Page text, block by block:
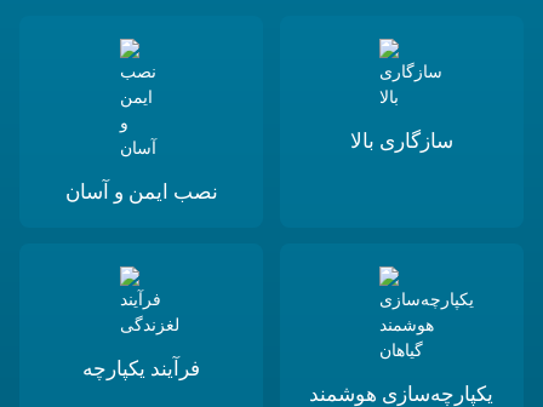
نصب ایمن و آسان
سازگاری بالا
فرآیند یکپارچه
یکپارچه‌سازی هوشمند